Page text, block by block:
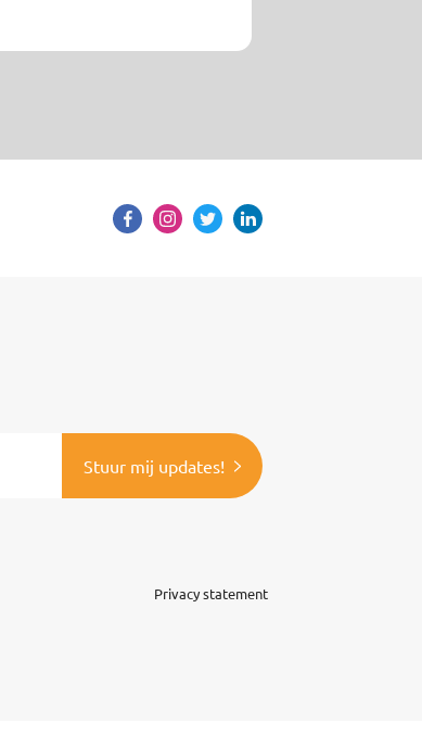
Stuur mij updates!
Privacy statement